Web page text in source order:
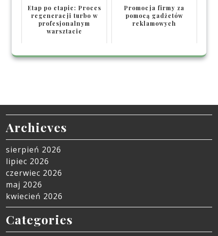
Etap po etapie: Proces
regeneracji turbo w
profesjonalnym
warsztacie
Promocja firmy za
pomocą gadżetów
reklamowych
Archieves
sierpień 2026
lipiec 2026
czerwiec 2026
maj 2026
kwiecień 2026
Categories